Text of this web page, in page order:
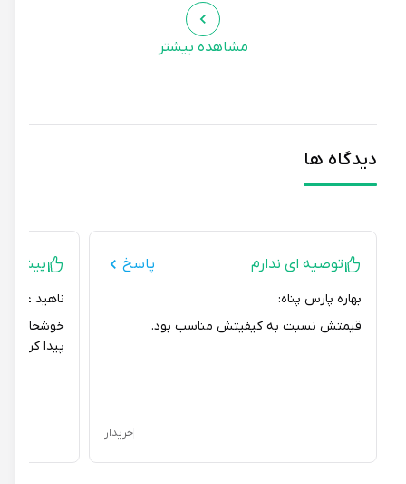
مشاهده بیشتر
دیدگاه ها
توصیه ای ندارم پاسخ
بهاره پارس پناه:
قیمتش نسبت به کیفیتش مناسب بود.
خریدار
پیشنهاد
ناهید علی زاده:
خوشحال شدم
پیدا کردم.